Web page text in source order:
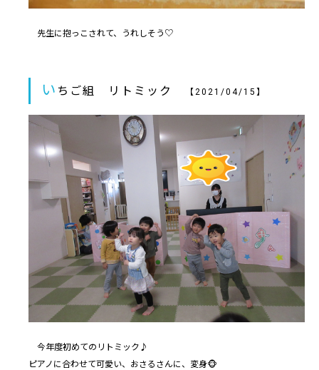
先生に抱っこされて、うれしそう♡
い ちご組 リトミック 【2021/04/15】
今年度初めてのリトミック♪
ピアノに合わせて可愛い、おさるさんに、変身🐵